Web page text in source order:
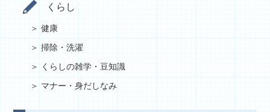
くらし
健康
掃除・洗濯
くらしの雑学・豆知識
マナー・身だしなみ